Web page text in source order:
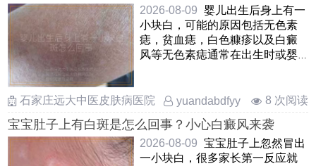
2026-08-09 婴儿出生后身上有一
小块白，可能的原因包括无色素
痣，贫血痣，白色糠疹以及白癜
风等无色素痣通常在出生时或婴
石家庄远大中医皮肤病医院
yuandabdfyy 8 次阅读
宝宝肚子上有白斑是怎么回事？小心白癜风来袭
2026-08-09 宝宝肚子上忽然冒出
一小块白，很多家长第一反应就